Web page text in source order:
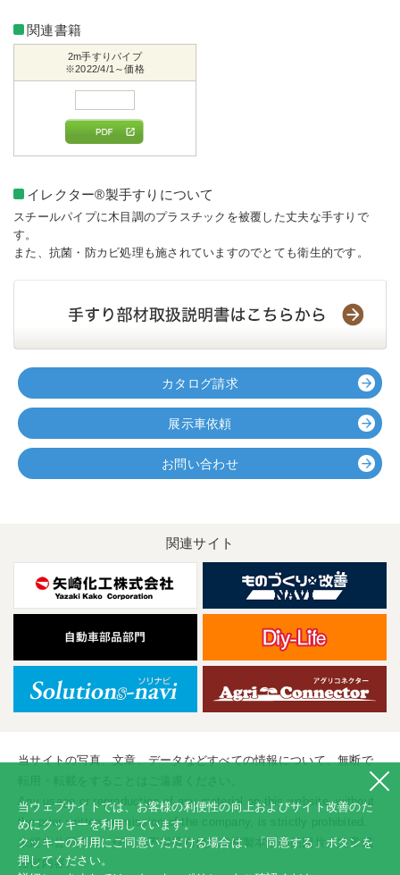
関連書籍
2m手すりパイプ
※2022/4/1～価格
イレクター®製手すりについて
スチールパイプに木目調のプラスチックを被覆した丈夫な手すりで
す。
また、抗菌・防カビ処理も施されていますのでとても衛生的です。
カタログ請求
展示車依頼
お問い合わせ
関連サイト
当サイトの写真、文章、データなどすべての情報について、無断で
Any usage or reproduction of any material on this website, without
the prior written permission of the company, is strictly prohibited.
未經本公司許可、任何人不得擅自使用或複製本網站的圖片、文章或
任何内容。
当ウェブサイトでは、お客様の利便性の向上およびサイト改善のた
めにクッキーを利用しています。
クッキーの利用にご同意いただける場合は、「同意する」ボタンを
押してください。